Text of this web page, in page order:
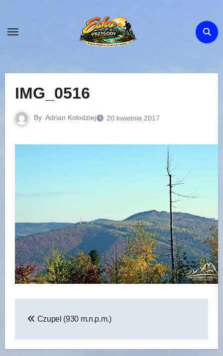
content
IMG_0516
By Adrian Kołodziej 20 kwietnia 2017
wpisu
Czupel (930 m.n.p.m.)